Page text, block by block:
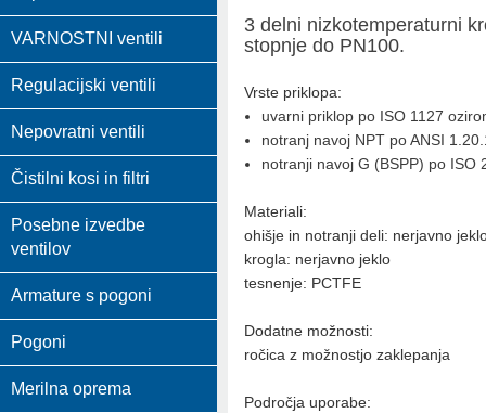
VARNOSTNI ventili
Regulacijski ventili
Nepovratni ventili
Čistilni kosi in filtri
Posebne izvedbe
ventilov
Armature s pogoni
Pogoni
Merilna oprema
3 delni nizkotemperaturni
stopnje do PN100.
Vrste priklopa:
uvarni priklop po ISO 1127
notranj navoj NPT po ANSI
notranji navoj G (BSPP) po ISO
Materiali:
ohišje in notranji deli: nerjavno
krogla: nerjavno jeklo
tesnenje: PCTFE
Dodatne možnosti:
ročica z možnostjo zaklepanja
Področja uporabe: